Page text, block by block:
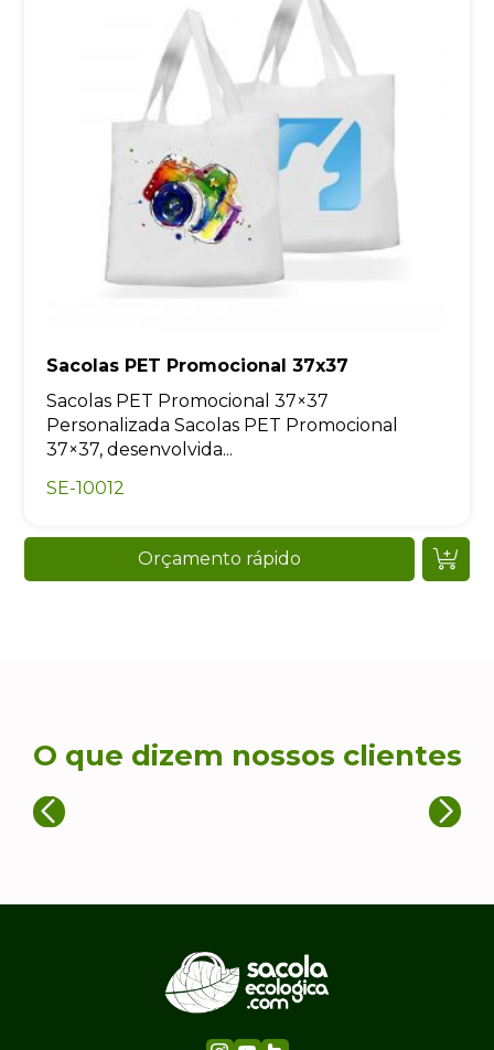
Sacolas PET Promocional 37x37
Sacolas PET Promocional 37×37
Personalizada Sacolas PET Promocional
37×37, desenvolvida...
SE-10012
Orçamento rápido
O que dizem nossos clientes